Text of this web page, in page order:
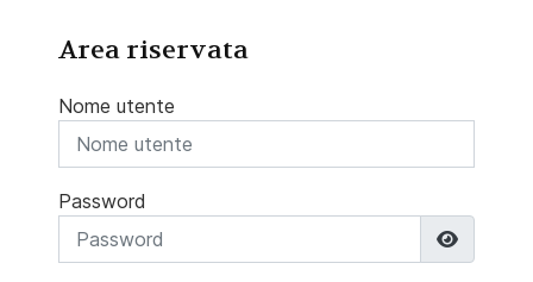
Area riservata
Nome utente
Password